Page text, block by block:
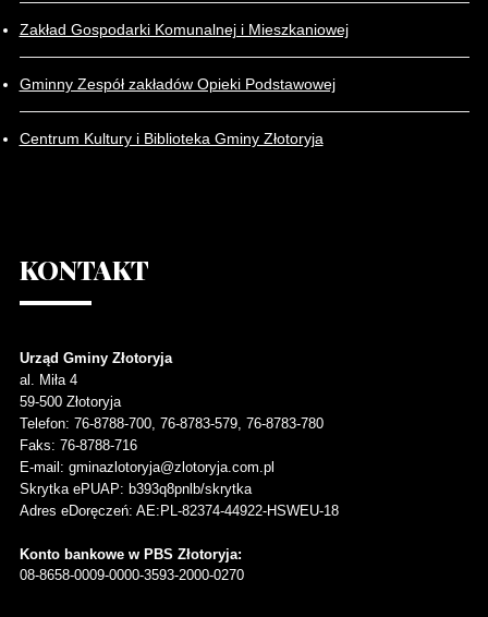
Zakład Gospodarki Komunalnej i Mieszkaniowej
Gminny Zespół zakładów Opieki Podstawowej
Centrum Kultury i Biblioteka Gminy Złotoryja
KONTAKT
Urząd Gminy Złotoryja
al. Miła 4
59-500 Złotoryja
Telefon: 76-8788-700, 76-8783-579, 76-8783-780
Faks: 76-8788-716
E-mail: gminazlotoryja@zlotoryja.com.pl
Skrytka ePUAP: b393q8pnlb/skrytka
Adres eDoręczeń: AE:PL-82374-44922-HSWEU-18
Konto bankowe w PBS Złotoryja:
08-8658-0009-0000-3593-2000-0270